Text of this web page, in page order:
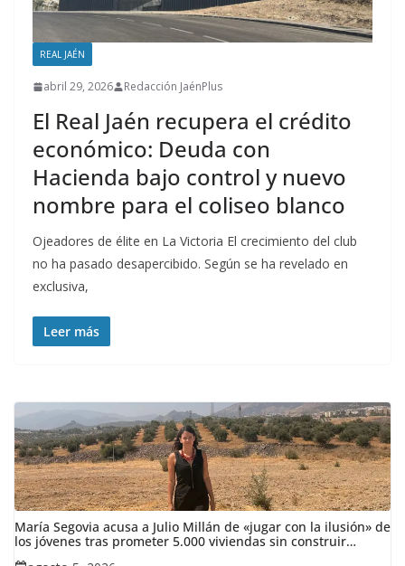
REAL JAÉN
abril 29, 2026 Redacción JaénPlus
El Real Jaén recupera el crédito
económico: Deuda con
Hacienda bajo control y nuevo
nombre para el coliseo blanco
Ojeadores de élite en La Victoria El crecimiento del club
no ha pasado desapercibido. Según se ha revelado en
exclusiva,
Leer más
María Segovia acusa a Julio Millán de «jugar con la ilusión» de
los jóvenes tras prometer 5.000 viviendas sin construir
ninguna en siete años